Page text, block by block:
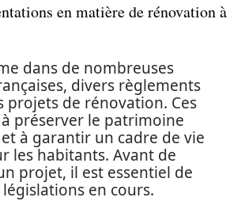
en matière de rénovation à
dans de nombreuses
divers règlements
projets de rénovation. Ces
préserver le patrimoine
à garantir un cadre de vie
les habitants. Avant de
projet, il est essentiel de
en cours.